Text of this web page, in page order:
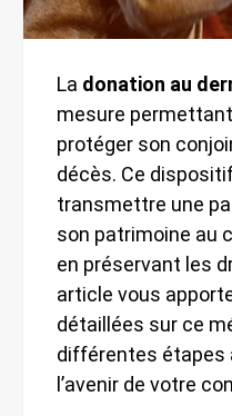
La donation au
mesure
protéger son
décès. Ce
transmettre une
son patrimoine au
en préservant les
article vous
détaillées sur ce
différentes étapes
l’avenir de votre